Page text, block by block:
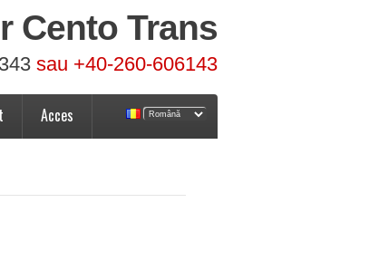
Cento Trans
sau +40-260-606143
Acces